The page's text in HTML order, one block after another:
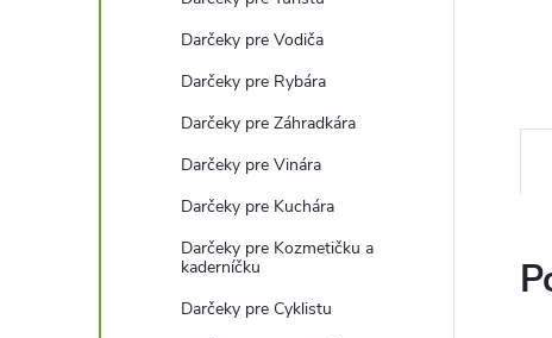
Darčeky pre Vodiča
Darčeky pre Rybára
Darčeky pre Záhradkára
Darčeky pre Vinára
Darčeky pre Kuchára
Darčeky pre Kozmetičku a
kaderníčku
Darčeky pre Cyklistu